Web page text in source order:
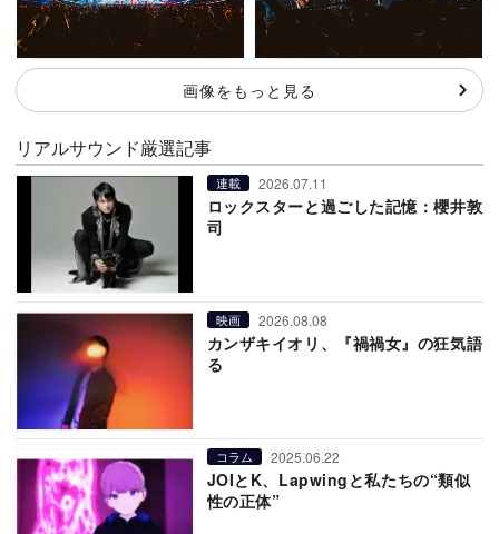
画像をもっと見る
リアルサウンド厳選記事
連載 2026.07.11
ロックスターと過ごした記憶：櫻井敦
司
映画 2026.08.08
カンザキイオリ、『禍禍女』の狂気語
る
コラム 2025.06.22
JOIとK、Lapwingと私たちの“類似
性の正体”